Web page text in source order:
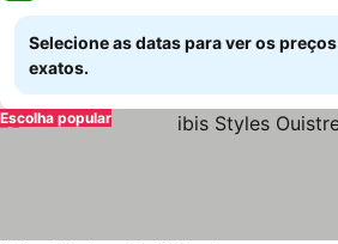
Selecione as datas para ver os preços
exatos.
Escolha popular